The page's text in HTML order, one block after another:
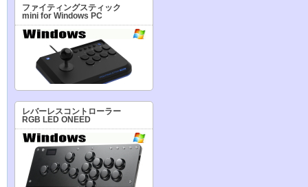
ファイティングスティック
mini for Windows PC
レバーレスコントローラー
RGB LED ONEED